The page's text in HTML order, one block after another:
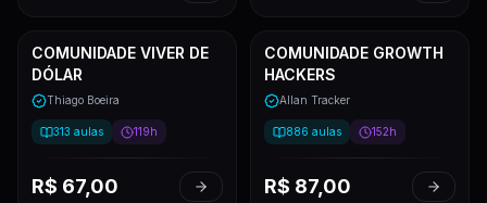
COMUNIDADE VIVER DE
DÓLAR
Thiago Boeira
313 aulas 119h
R$ 67,00
COMUNIDADE GROWTH
HACKERS
Allan Tracker
886 aulas 152h
R$ 87,00